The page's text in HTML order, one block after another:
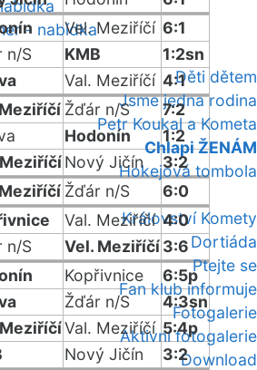
- nabídka
Děti dětem
Jsme jedna rodina
Petr Koukal a Kometa
Chlapi ŽENÁM
Hokejová tombola
Království Komety
Dortiáda
Ptejte se
Fan klub informuje
Fotogalerie
Aktivní fotogalerie
Download
Vel. Meziříčí 6:1
n/S KMB
1:2sn
Val. Meziříčí 4:1
Žďár n/S
7:2
Hodonín
1:2
Nový Jičín
3:2
Žďár n/S
6:0
Val. Meziříčí 4:0
n/S Vel. Meziříčí3:6
Kopřivnice
6:5p
Žďár n/S
4:3sn
Val. Meziříčí 5:4p
Nový Jičín
3:2